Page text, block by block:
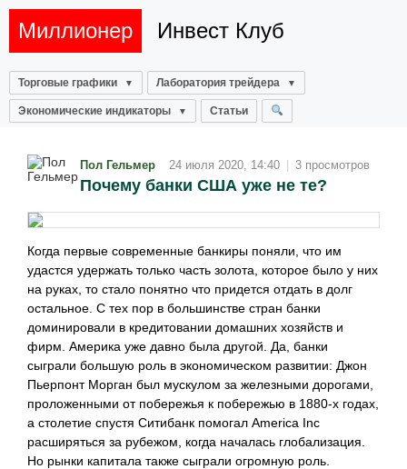
Миллионер Инвест Клуб
Торговые графики Лаборатория трейдера
Экономические индикаторы Статьи
Пол Гельмер 24 июля 2020, 14:40 | 3 просмотров
Почему банки США уже не те?
Когда первые современные банкиры поняли, что им
удастся удержать только часть золота, которое было у них
на руках, то стало понятно что придется отдать в долг
остальное. С тех пор в большинстве стран банки
доминировали в кредитовании домашних хозяйств и
фирм. Америка уже давно была другой. Да, банки
сыграли большую роль в экономическом развитии: Джон
Пьерпонт Морган был мускулом за железными дорогами,
проложенными от побережья к побережью в 1880-х годах,
а столетие спустя Ситибанк помогал America Inc
расширяться за рубежом, когда началась глобализация.
Но рынки капитала также сыграли огромную роль.